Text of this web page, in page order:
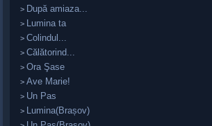
> După amiaza...
> Lumina ta
>Colindul...
>Călătorind...
>Ora Şase
>Ave Marie!
> Un Pas
> Lumina(Brașov)